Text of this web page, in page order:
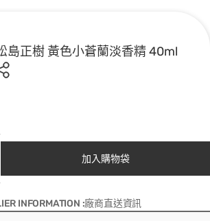
島正樹 黃色小蒼蘭淡香精 40ml
加入購物袋
INFORMATION :廠商直送資訊